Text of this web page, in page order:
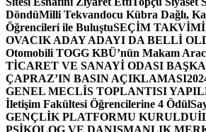
DöndüMilli Tekvandocu Kübra Dağlı,
Öğrencileri ile BuluştuSEÇİM
OVACIK ADAY ADAYI DA BELLİ
Otomobili TOGG KBÜ’nün Makam
TİCARET VE SANAYİ ODASI
ÇAPRAZ’IN BASIN AÇIKLAMASI
GENEL MECLİS TOPLANTISI
İletişim Fakültesi Öğrencilerine 4 Ödül
GENÇLİK PLATFORMU KURULDU
PSİKOLOG VE DANIŞMANLIK